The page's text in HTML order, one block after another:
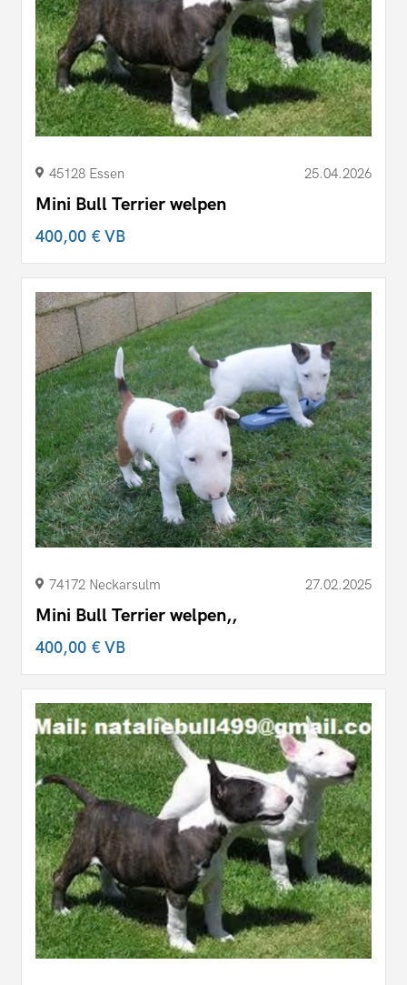
45128 Essen 25.04.2026
Mini Bull Terrier welpen
400,00 €VB
74172 Neckarsulm 27.02.2025
Mini Bull Terrier welpen,,
400,00 €VB